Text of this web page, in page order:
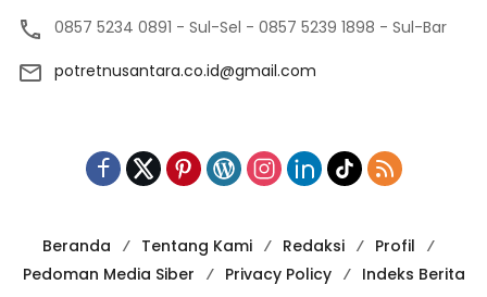
0857 5234 0891 - Sul-Sel - 0857 5239 1898 - Sul-Bar
potretnusantara.co.id@gmail.com
Beranda Tentang Kami Redaksi
Profil
Pedoman Media Siber
Privacy Policy Indeks Berita